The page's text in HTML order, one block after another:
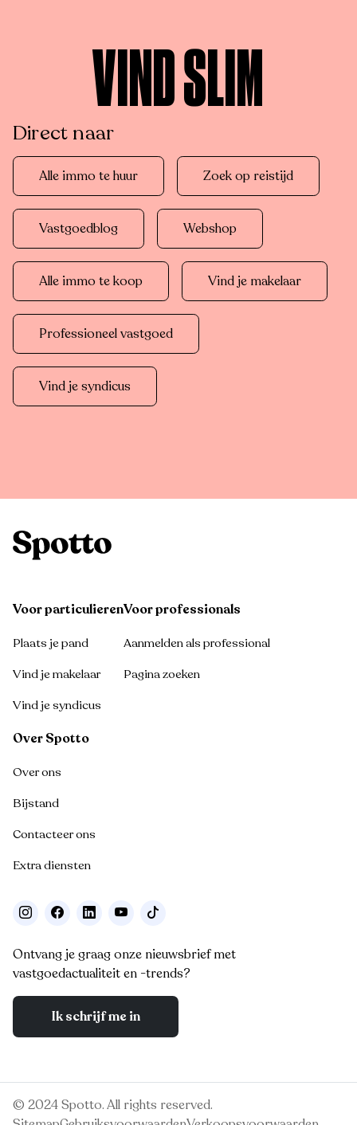
VIND SLIM
Direct naar
Alle immo te huur Zoek op reistijd
Vastgoedblog Webshop
Alle immo te koop Vind je makelaar
Professioneel vastgoed
Vind je syndicus
Voor particulieren
Plaats je pand
Vind je makelaar
Vind je syndicus
Voor professionals
Aanmelden als professional
Pagina zoeken
Over Spotto
Over ons
Bijstand
Contacteer ons
Extra diensten
Ontvang je graag onze nieuwsbrief met
vastgoedactualiteit en -trends?
Ik schrijf me in
© 2024 Spotto. All rights reserved.